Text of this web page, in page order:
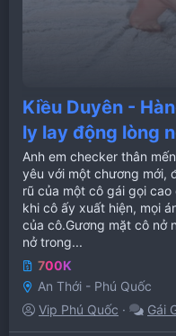
Kiều Duyên -
ly lay động lòng
Anh em checker thân
yêu với một chương mới,
rũ của một cô gái gọi
khi cô ấy xuất hiện, mọi
của cô.Gương mặt cô nở
nở trong...
700K
An Thới - Phú Quốc
Vip Phú Quốc
Gái